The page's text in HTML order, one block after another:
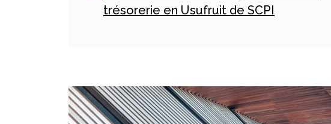
trésorerie en Usufruit de SCPI